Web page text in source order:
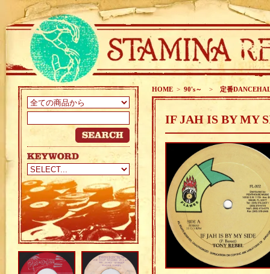
HOME > 90's～ > 定番
IF JAH IS BY MY